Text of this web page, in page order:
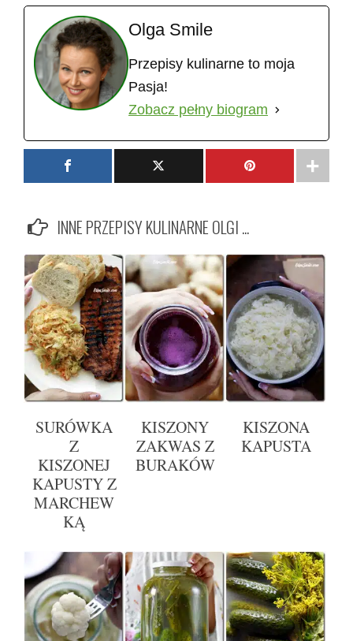
Olga Smile
Przepisy kulinarne to moja
Pasja!
Zobacz pełny biogram
INNE PRZEPISY KULINARNE OLGI ...
SURÓWKA
Z
KISZONEJ
KAPUSTY Z
MARCHEW
KĄ
KISZONY
ZAKWAS Z
BURAKÓW
KISZONA
KAPUSTA